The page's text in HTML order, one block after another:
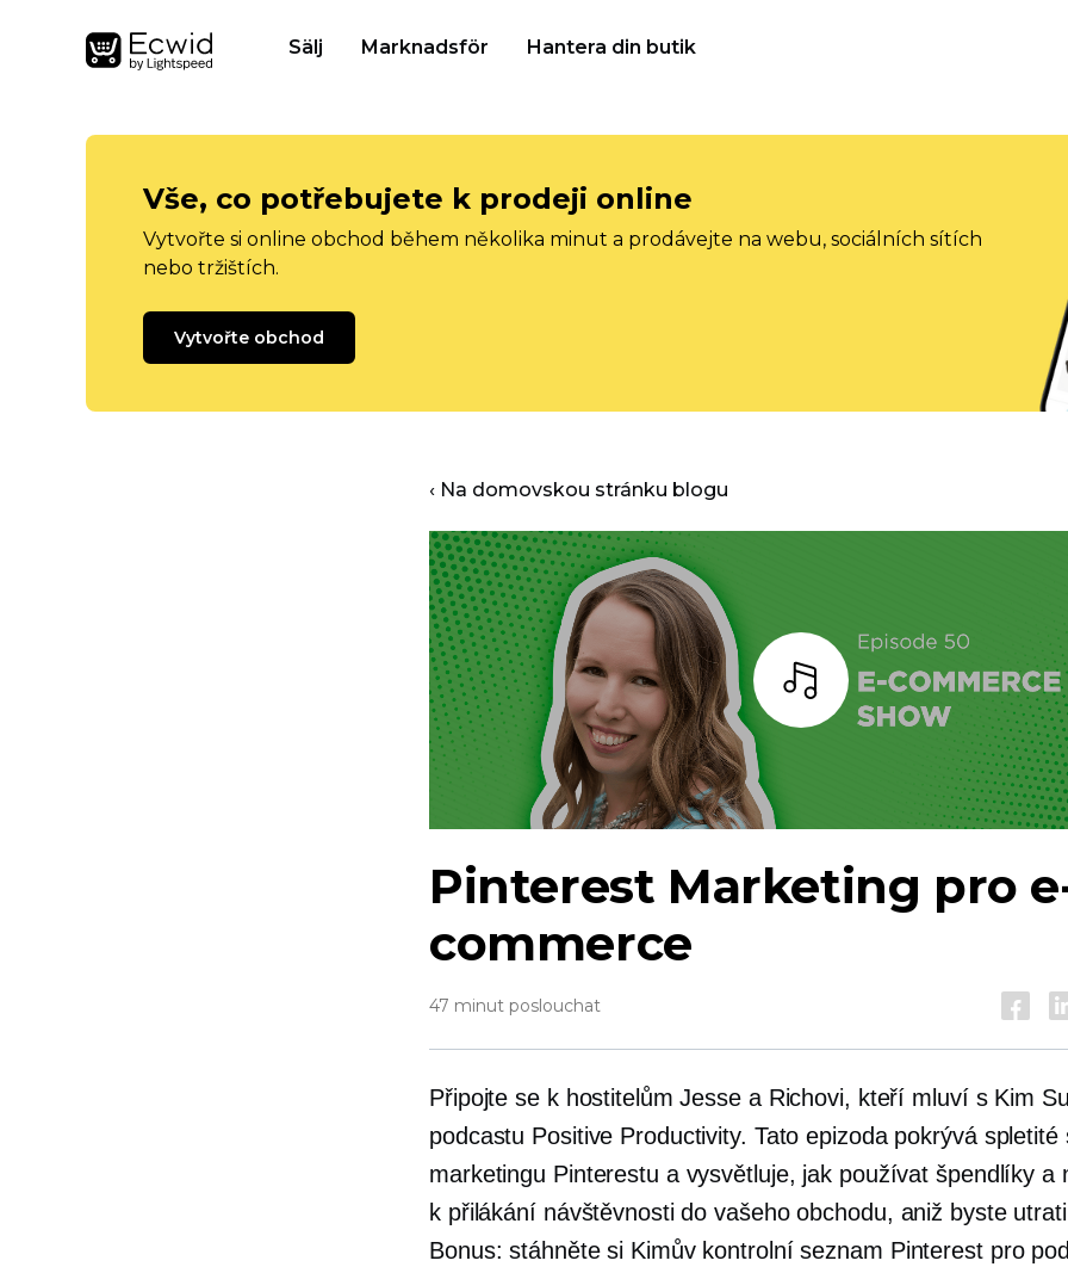
Sälj Marknadsför Hantera din butik
Vše, co potřebujete k prodeji online
Vytvořte si online obchod během několika minut a prodávejte na webu, sociálních sítích
nebo tržištích.
Vytvořte obchod
‹ Na domovskou stránku blogu
Poslouchat
Pinterest Marketing pro
commerce
47 minut poslouchat
Připojte se k hostitelům Jesse a Richovi, kteří mluví s Kim
podcastu Positive Productivity. Tato epizoda pokrývá spletité
marketingu Pinterestu a vysvětluje, jak používat špendlíky a
k přilákání návštěvnosti do vašeho obchodu, aniž byste
Bonus: stáhněte si Kimův kontrolní seznam Pinterest pro